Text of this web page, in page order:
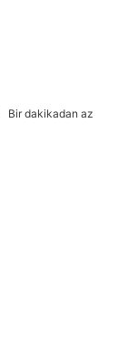
Bir dakikadan az